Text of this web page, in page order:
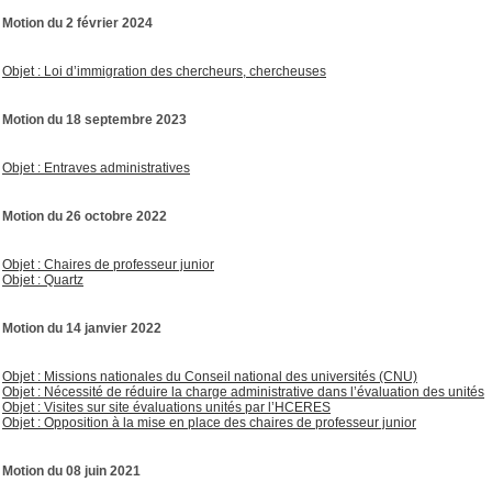
Motion du 2 février 2024
Objet : Loi d’immigration des chercheurs, chercheuses
Motion du 18 septembre 2023
Objet : Entraves administratives
Motion du 26 octobre 2022
Objet : Chaires de professeur junior
Objet : Quartz
Motion du 14 janvier 2022
Objet : Missions nationales du Conseil national des universités (CNU)
Objet : Nécessité de réduire la charge administrative dans l’évaluation des unités
Objet : Visites sur site évaluations unités par l’HCERES
Objet : Opposition à la mise en place des chaires de professeur junior
Motion du 08 juin 2021